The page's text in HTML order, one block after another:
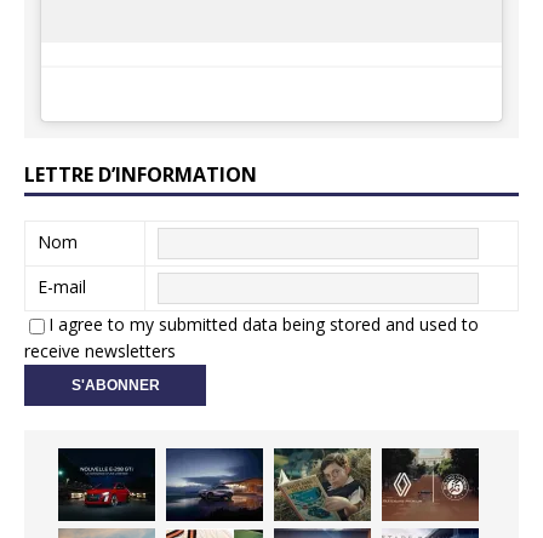
LETTRE D’INFORMATION
Nom
E-mail
I agree to my submitted data being stored and used to
receive newsletters